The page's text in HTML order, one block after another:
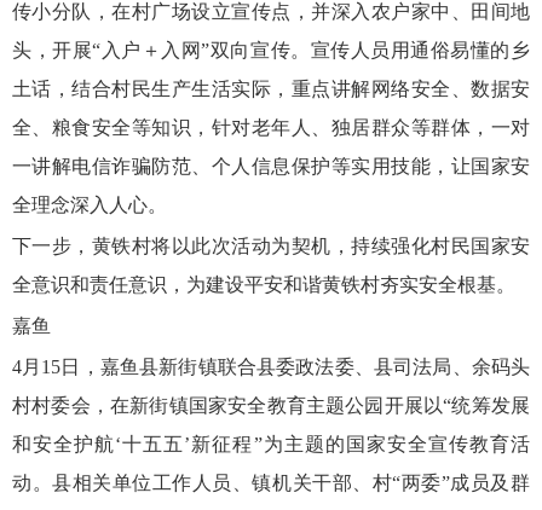
传小分队，在村广场设立宣传点，并深入农户家中、田间地
头，开展“入户＋入网”双向宣传。宣传人员用通俗易懂的乡
土话，结合村民生产生活实际，重点讲解网络安全、数据安
全、粮食安全等知识，针对老年人、独居群众等群体，一对
一讲解电信诈骗防范、个人信息保护等实用技能，让国家安
全理念深入人心。
下一步，黄铁村将以此次活动为契机，持续强化村民国家安
全意识和责任意识，为建设平安和谐黄铁村夯实安全根基。
嘉鱼
4月15日，嘉鱼县新街镇联合县委政法委、县司法局、余码头
村村委会，在新街镇国家安全教育主题公园开展以“统筹发展
和安全护航‘十五五’新征程”为主题的国家安全宣传教育活
动。县相关单位工作人员、镇机关干部、村“两委”成员及群